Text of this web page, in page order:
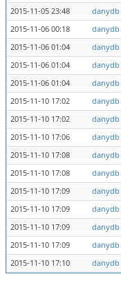
2015-11-05 23:48
danydb
2015-11-06 00:18
danydb
2015-11-06 01:04
danydb
2015-11-06 01:04
danydb
2015-11-06 01:04
danydb
2015-11-10 17:02
danydb
2015-11-10 17:02
danydb
2015-11-10 17:06
danydb
2015-11-10 17:08
danydb
2015-11-10 17:08
danydb
2015-11-10 17:09
danydb
2015-11-10 17:09
danydb
2015-11-10 17:09
danydb
2015-11-10 17:09
danydb
2015-11-10 17:10
danydb